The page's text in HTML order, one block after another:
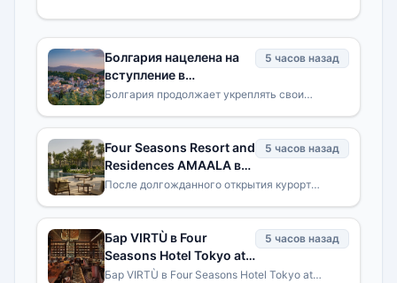
Болгария нацелена на
вступление в
программу безвизового
5 часов назад
Болгария продолжает укреплять свои
управления идентификационными
Four Seasons Resort and
Residences AMAALA в
Трипл-Бей вошел в
отельных открытий
2026 года по версии La
Liste
5 часов назад
После долгожданного открытия курорт
программам, исключительному
Бар VIRTÙ в Four
Seasons Hotel Tokyo at
Otemachi вошел в
5 часов назад
Бар VIRTÙ в Four Seasons Hotel Tokyo at